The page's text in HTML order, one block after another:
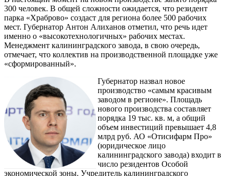
300 человек. В общей сложности ожидается, что резидент
парка «Храброво» создаст для региона более 500 рабочих
мест. Губернатор Антон Алиханов отметил, что речь идет
именно о «высокотехнологичных» рабочих местах.
Менеджмент калининградского завода, в свою очередь,
отмечает, что коллектив на производственной площадке уже
«сформированный».
Губернатор назвал новое
производство «самым красивым
заводом в регионе». Площадь
нового производства составляет
порядка 19 тыс. кв. м, а общий
объем инвестиций превышает 4,8
млрд руб. АО «Отисифарм Про»
(юридическое лицо
калининградского завода) входит в
число резидентов Особой
экономической зоны. Учредитель калининградского